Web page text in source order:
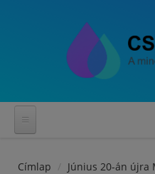
Címlap Június 20-án újra